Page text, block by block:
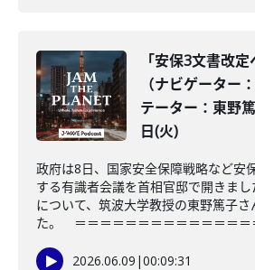
「安保3文書改定
（ナビゲーター
テーター：東野
日(火)
政府は8日、国家安全保障戦略など安
する有識者会議を首相官邸で開きま
について、筑波大学教授の東野篤子
た。 ＝＝＝＝＝＝＝＝＝＝＝＝＝＝
2026.06.09 |00:09:31